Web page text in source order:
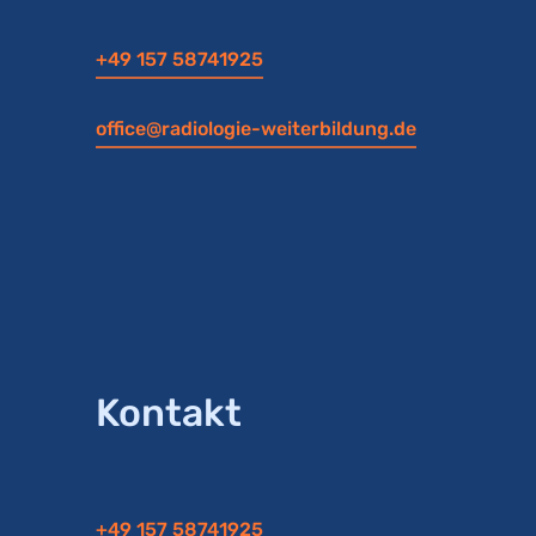
+49 157 58741925
office@radiologie-weiterbildung.de
Kontakt
+49 157 58741925